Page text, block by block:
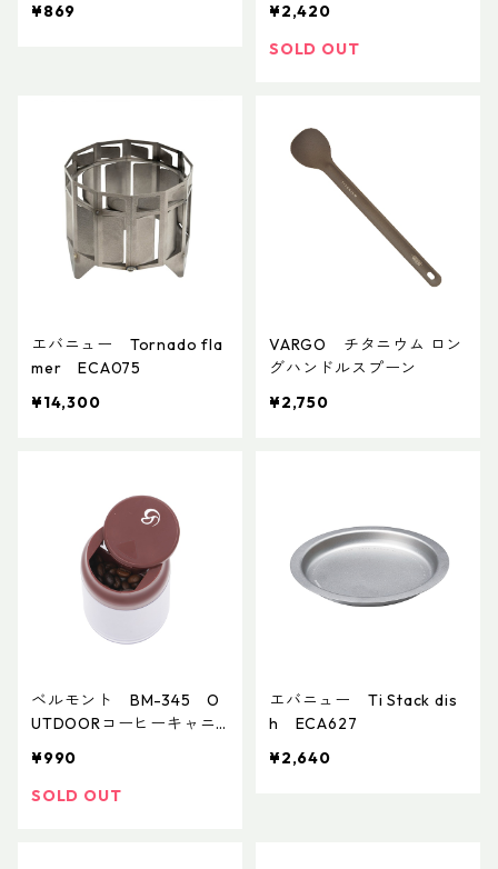
¥869
¥2,420
SOLD OUT
エバニュー Tornado fla
mer ECA075
¥14,300
VARGO チタニウム ロン
グハンドルスプーン
¥2,750
ベルモント BM-345 O
UTDOORコーヒーキャニ
¥990
SOLD OUT
エバニュー Ti Stack dis
h ECA627
¥2,640